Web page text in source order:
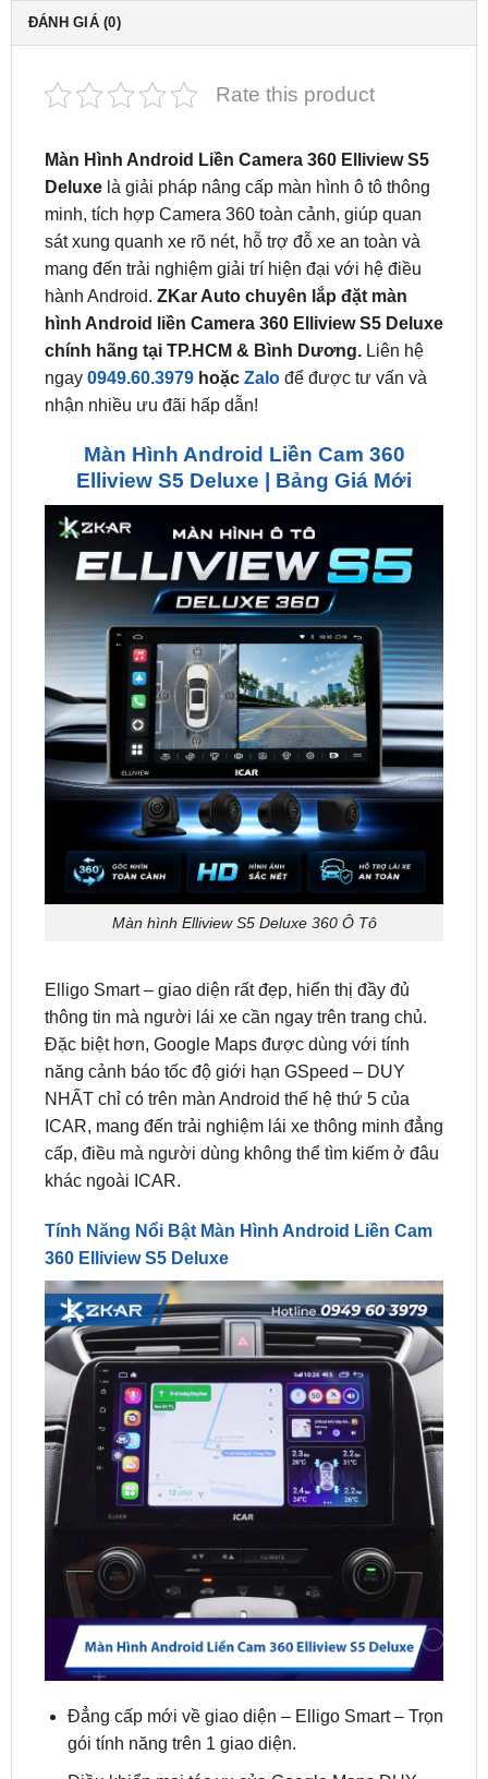
Màn Hình Android Liền Camera 360 Elliview S5
minh, tích hợp Camera 360 toàn cảnh, giúp quan
sát xung quanh xe rõ nét, hỗ trợ đỗ xe an toàn và
mang đến trải nghiệm giải trí hiện đại với hệ điều
hành Android.ZKar Auto chuyên lắp đặt màn
hình Android liền Camera 360 Elliview S5 Deluxe
chính hãng tại TP.HCM & Bình Dương.Liên hệ
ngay0949.60.3979hoặcZalođể được tư vấn và
nhận nhiều ưu đãi hấp dẫn!
Màn Hình Android Liền Cam 360
Màn hình Elliview S5 Deluxe 360 Ô Tô
Elligo Smart – giao diện rất đẹp, hiển thị đầy đủ
Đặc biệt hơn, Google Maps được dùng với tính
năng cảnh báo tốc độ giới hạn GSpeed – DUY
NHẤT chỉ có trên màn Android thế hệ thứ 5 của
ICAR, mang đến trải nghiệm lái xe thông minh đẳng
cấp, điều mà người dùng không thể tìm kiếm ở đâu
khác ngoài ICAR.
Tính Năng Nổi Bật Màn Hình Android Liền Cam
Đẳng cấp mới về giao diện – Elligo Smart – Trọn
Điều khiển mọi tác vụ của Google Maps DUY
NHẤT trên thị trường.